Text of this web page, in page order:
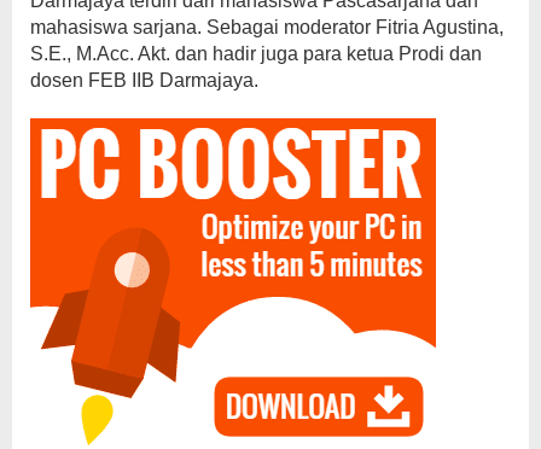
mahasiswa sarjana. Sebagai moderator Fitria Agustina,
S.E., M.Acc. Akt. dan hadir juga para ketua Prodi dan
dosen FEB IIB Darmajaya.